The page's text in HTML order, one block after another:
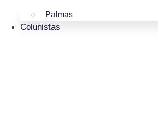
Palmas
Colunistas